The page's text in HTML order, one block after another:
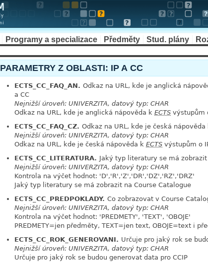
Programy a specializace Předměty Stud. plány
PARAMETRY Z OBLASTI: IP A CC
ECTS_CC_FAQ_AN. Odkaz na URL, kde je anglická
a CC
Nejnižší úroveň: UNIVERZITA, datový typ: CHAR
Odkaz na URL, kde je anglická nápověda k ECTS výstupům
ECTS_CC_FAQ_CZ. Odkaz na URL, kde je česká nápověda
Nejnižší úroveň: UNIVERZITA, datový typ: CHAR
Odkaz na URL, kde je česká nápověda k ECTS výstupům o
ECTS_CC_LITERATURA. Jaký typ literatury se má
Nejnižší úroveň: UNIVERZITA, datový typ: CHAR
Kontrola na výčet hodnot: 'D','R','Z','DR','DZ','RZ','DRZ'
Jaký typ literatury se má zobrazit na Course Catalogue
ECTS_CC_PREDPOKLADY. Co zobrazovat v Course
Nejnižší úroveň: UNIVERZITA, datový typ: CHAR
Kontrola na výčet hodnot: 'PREDMETY', 'TEXT', 'OBOJE'
PREDMETY=jen předměty, TEXT=jen text, OBOJE=text i
ECTS_CC_ROK_GENEROVANI. Určuje pro jaký rok se
Nejnižší úroveň: UNIVERZITA, datový typ: CHAR
Určuje pro jaký rok se budou generovat data pro CCIP